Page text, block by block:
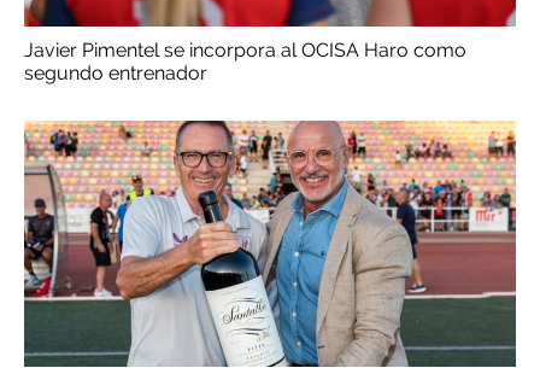
Javier Pimentel se incorpora al OCISA Haro como
segundo entrenador